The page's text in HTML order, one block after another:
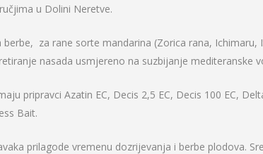
u Dolini Neretve.
za rane sorte mandarina (Zorica rana, Ichimaru,
nasada usmjereno na suzbijanje mediteranske
pripravci Azatin EC, Decis 2,5 EC, Decis 100 EC,
Bait.
prilagode vremenu dozrijevanja i berbe plodova.